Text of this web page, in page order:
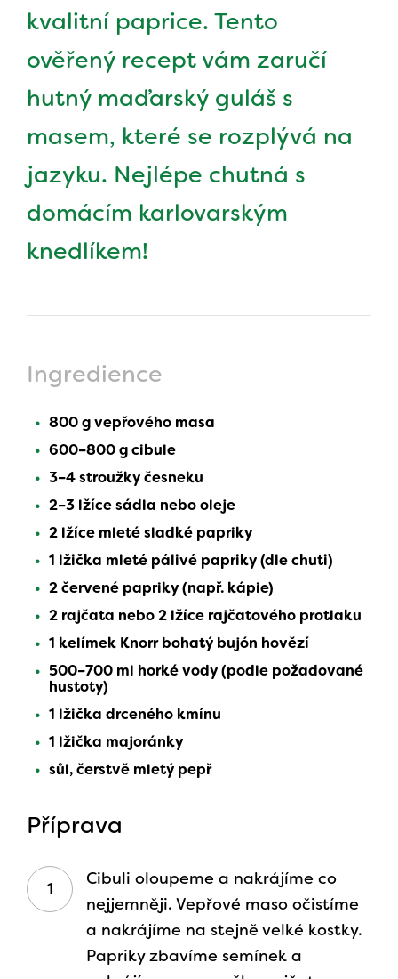
kvalitní paprice. Tento
ověřený recept vám zaručí
hutný maďarský guláš s
masem, které se rozplývá na
jazyku. Nejlépe chutná s
domácím karlovarským
knedlíkem!
Ingredience
800 g vepřového masa
600–800 g cibule
3–4 stroužky česneku
2–3 lžíce sádla nebo oleje
2 lžíce mleté sladké papriky
1 lžička mleté pálivé papriky (dle chuti)
2 červené papriky (např. kápie)
2 rajčata nebo 2 lžíce rajčatového protlaku
1 kelímek Knorr bohatý bujón hovězí
500–700 ml horké vody (podle požadované
hustoty)
1 lžička drceného kmínu
1 lžička majoránky
sůl, čerstvě mletý pepř
Příprava
Cibuli oloupeme a nakrájíme co
nejjemněji. Vepřové maso očistíme
a nakrájíme na stejně velké kostky.
Papriky zbavíme semínek a